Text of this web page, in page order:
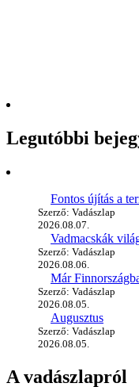
Legutóbbi
Fontos újítás a
Szerző: Vadászlap
2026.08.07.
Vadmacskák
Szerző: Vadászlap
2026.08.06.
Már
Szerző: Vadászlap
2026.08.05.
Augusztus
Szerző: Vadászlap
2026.08.05.
A vadászlapról